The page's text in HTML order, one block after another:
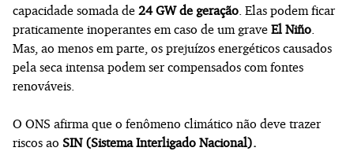
capacidade somada de 24 GW de geração. Elas podem ficar
praticamente inoperantes em caso de um grave El Niño.
Mas, ao menos em parte, os prejuízos energéticos causados
pela seca intensa podem ser compensados com fontes
renováveis.
O ONS afirma que o fenômeno climático não deve trazer
riscos ao SIN (Sistema Interligado Nacional).